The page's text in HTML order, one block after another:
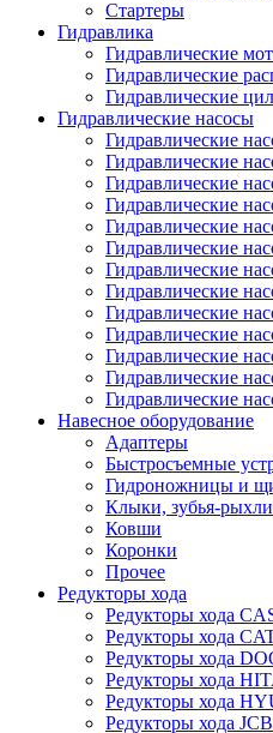
Стартеры
Гидравлика
Гидравлические
Гидравлические
Гидравлические
Гидравлические насосы
Гидравлические
Гидравлические
Гидравлические
Гидравлические
Гидравлические
Гидравлические
Гидравлические
Гидравлические
Гидравлические
Гидравлические
Гидравлические
Гидравлические
Гидравлические
Навесное оборудование
Адаптеры
Быстросъемные
Гидроножницы и
Клыки, зубья-
Ковши
Коронки
Прочее
Редукторы хода
Редукторы хода
Редукторы хода
Редукторы хода
Редукторы хода
Редукторы хода
Редукторы хода JCB